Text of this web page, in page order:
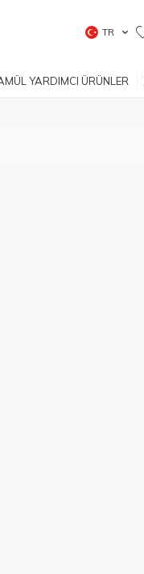
TR
YARDIMCI ÜRÜNLER